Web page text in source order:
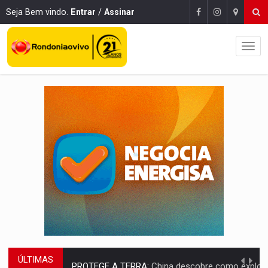
Seja Bem vindo. Entrar / Assinar
ÚLTIMAS China descobre como explodir asteroide com